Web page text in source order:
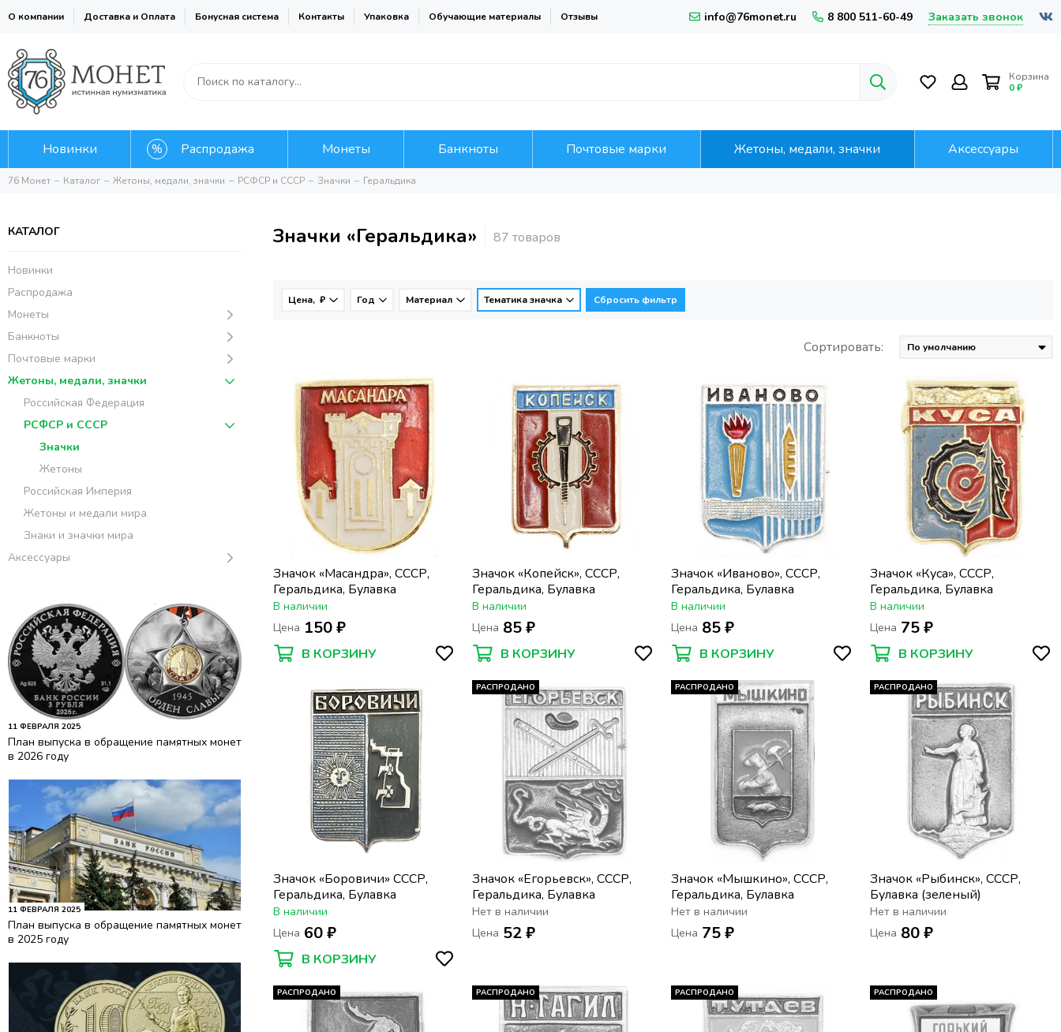
О компании Доставка и Оплата Бонусная система Контакты Упаковка Обучающие материалы Отзывы info@76monet.ru 8 800 511-60-49 Заказать звонок
Корзина
0 ₽
Новинки Распродажа Монеты Банкноты Почтовые марки Жетоны, медали, значки Аксессуары
76 Монет Каталог Жетоны, медали, значки РСФСР и СССР Значки Геральдика
КАТАЛОГ
Новинки
Распродажа
Монеты
Банкноты
Почтовые марки
Жетоны, медали, значки
Российская Федерация
РСФСР и СССР
Значки
Жетоны
Российская Империя
Жетоны и медали мира
Знаки и значки мира
Аксессуары
11 ФЕВРАЛЯ 2025
План выпуска в обращение памятных монет
в 2026 году
11 ФЕВРАЛЯ 2025
План выпуска в обращение памятных монет
в 2025 году
Значки «Геральдика»
Цена, ₽ Год Материал Тематика значка Сбросить фильтр
Сортировать:
Значок «Масандра», СССР,
Геральдика, Булавка
В наличии
Цена 150 ₽
В КОРЗИНУ
Значок «Копейск», СССР,
Геральдика, Булавка
В наличии
Цена 85 ₽
В КОРЗИНУ
Значок «Иваново», СССР,
Геральдика, Булавка
В наличии
Цена 85 ₽
В КОРЗИНУ
Значок «Куса», СССР,
Геральдика, Булавка
В наличии
Цена 75 ₽
В КОРЗИНУ
Значок «Боровичи» СССР,
Геральдика, Булавка
В наличии
Цена 60 ₽
В КОРЗИНУ
РАСПРОДАНО
Значок «Егорьевск», СССР,
Геральдика, Булавка
Нет в наличии
Цена 52 ₽
РАСПРОДАНО
Значок «Мышкино», СССР,
Геральдика, Булавка
Нет в наличии
Цена 75 ₽
РАСПРОДАНО
Значок «Рыбинск», СССР,
Булавка (зеленый)
Нет в наличии
Цена 80 ₽
РАСПРОДАНО РАСПРОДАНО РАСПРОДАНО РАСПРОДАНО